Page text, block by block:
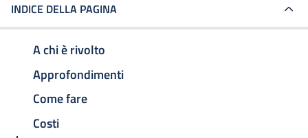
INDICE DELLA PAGINA
A chi è rivolto
Approfondimenti
Come fare
Costi